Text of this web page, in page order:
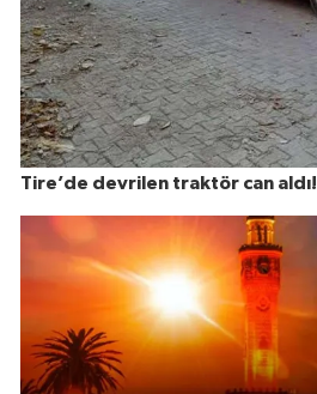
Tire’de devrilen traktör can aldı!